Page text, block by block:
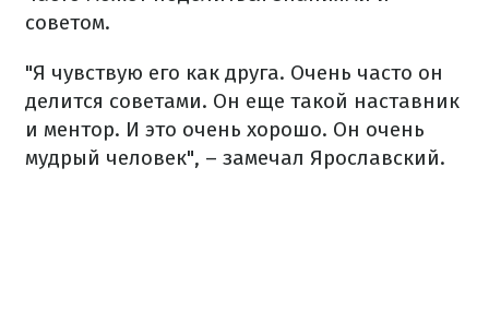
советом.
"Я чувствую его как друга. Очень часто он
делится советами. Он еще такой наставник
и ментор. И это очень хорошо. Он очень
мудрый человек", – замечал Ярославский.